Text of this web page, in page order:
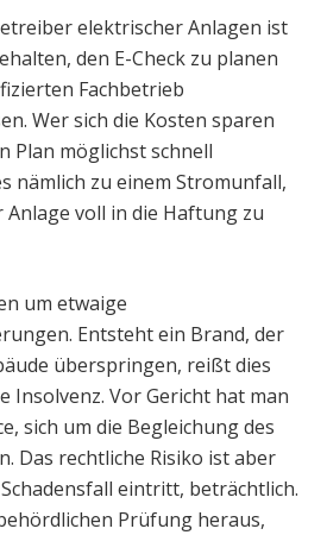
elektrischer Anlagen ist
den E-Check zu planen
Fachbetrieb
Wer sich die Kosten sparen
Plan möglichst schnell
nämlich zu einem Stromunfall,
voll in die Haftung zu
um etwaige
Entsteht ein Brand, der
überspringen, reißt dies
Insolvenz. Vor Gericht hat man
sich um die Begleichung des
Das rechtliche Risiko ist aber
eintritt, beträchtlich.
Prüfung heraus,